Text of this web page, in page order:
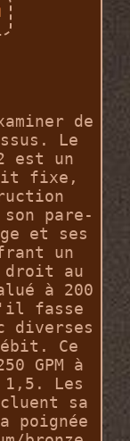
de
Le
est un
fixe,
pare-
et ses
un
droit au
à 200
fasse
diverses
Ce
GPM à
1,5. Les
sa
poignée